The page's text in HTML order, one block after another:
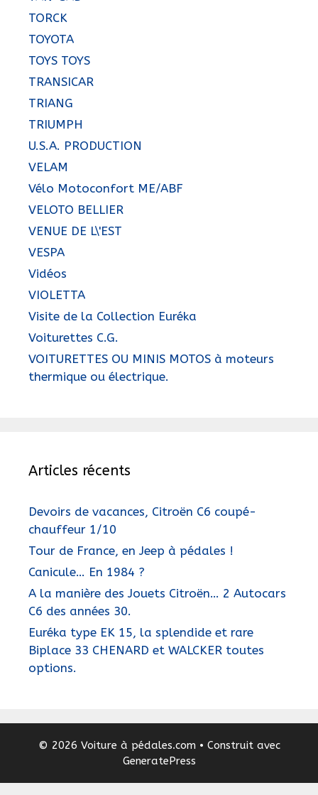
TORCK
TOYOTA
TOYS TOYS
TRANSICAR
TRIANG
TRIUMPH
U.S.A. PRODUCTION
VELAM
Vélo Motoconfort ME/ABF
VELOTO BELLIER
VENUE DE L\'EST
VESPA
Vidéos
VIOLETTA
Visite de la Collection Euréka
Voiturettes C.G.
VOITURETTES OU MINIS MOTOS à moteurs
thermique ou électrique.
Articles récents
Devoirs de vacances, Citroën C6 coupé-
chauffeur 1/10
Tour de France, en Jeep à pédales !
Canicule… En 1984 ?
A la manière des Jouets Citroën… 2 Autocars
C6 des années 30.
Euréka type EK 15, la splendide et rare
Biplace 33 CHENARD et WALCKER toutes
options.
© 2026 Voiture à pédales.com • Construit avec
GeneratePress